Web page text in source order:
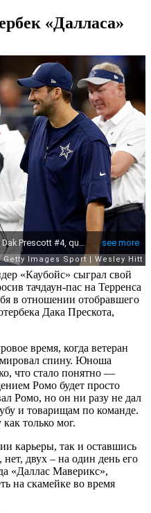
«Далласа»
«Каубойс» сыграл свой
тачдаун-пас на Терренса
в отношении отобравшего
Дака Прескота,
время, когда ветеран
спину. Юноша
что стало понятно —
Ромо будет просто
Ромо, но он ни разу не дал
и товарищам по команде.
только мог.
карьеры, так и оставшись
двух – на один день его
«Даллас Маверикс»,
на скамейке во время